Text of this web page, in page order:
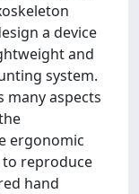
a device
and
system.
many aspects
ergonomic
to reproduce
hand